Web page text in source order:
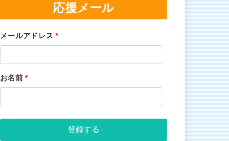
応援メール
メールアドレス*
お名前*
登録する